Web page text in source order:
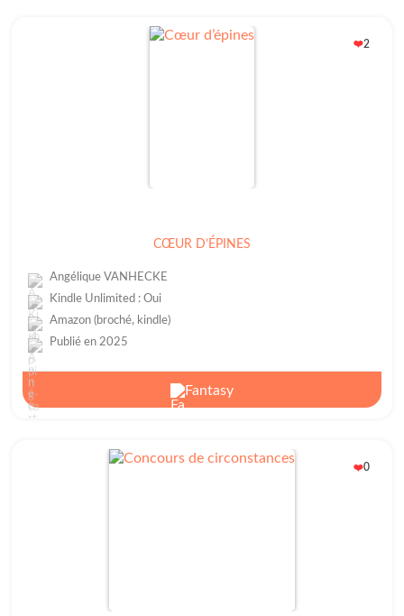
❤️2
CŒUR D’ÉPINES
Angélique VANHECKE
Kindle Unlimited : Oui
Amazon (broché, kindle)
Publié en 2025
Fantasy
❤️0